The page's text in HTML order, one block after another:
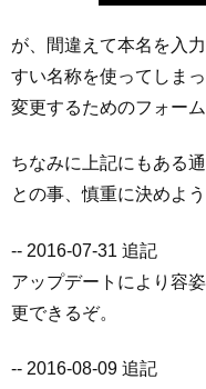
が、間違えて本名を入
すい名称を使ってしま
変更するためのフォーム
ちなみに上記にもある
との事、慎重に決めよう
-- 2016-07-31 追記
アップデートにより容
更できるぞ。
-- 2016-08-09 追記